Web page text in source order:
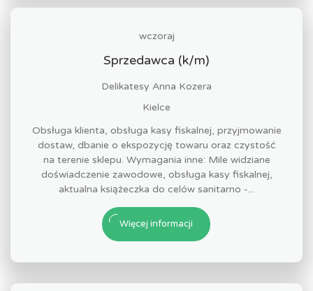
wczoraj
Sprzedawca (k/m)
Delikatesy Anna Kozera
Kielce
Obsługa klienta, obsługa kasy fiskalnej, przyjmowanie
dostaw, dbanie o ekspozycję towaru oraz czystość
na terenie sklepu. Wymagania inne: Mile widziane
doświadczenie zawodowe, obsługa kasy fiskalnej,
aktualna książeczka do celów sanitarno -...
Więcej informacji